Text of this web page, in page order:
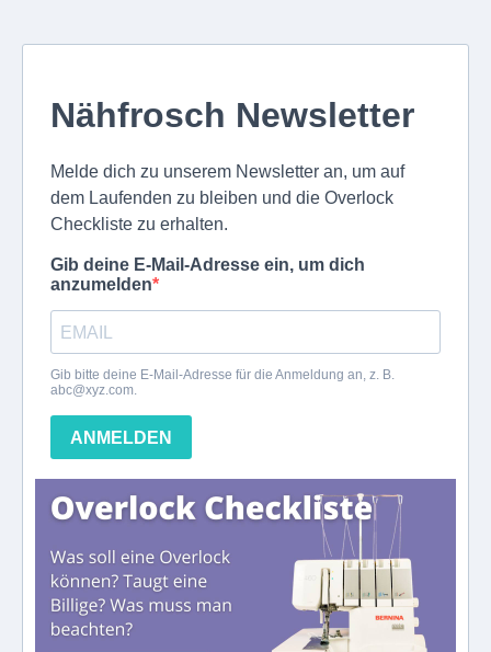
Nähfrosch Newsletter
Melde dich zu unserem Newsletter an, um auf
dem Laufenden zu bleiben und die Overlock
Checkliste zu erhalten.
Gib deine E-Mail-Adresse ein, um dich
anzumelden
Gib bitte deine E-Mail-Adresse für die Anmeldung an, z. B.
abc@xyz.com.
ANMELDEN